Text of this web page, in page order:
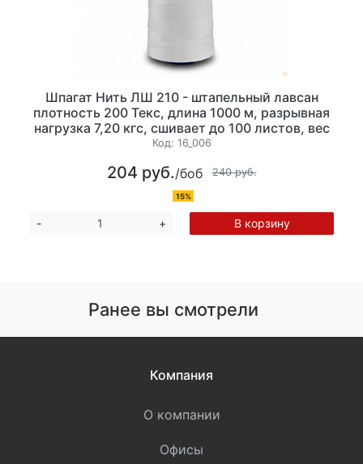
Шпагат Нить ЛШ 210 - штапельный лавсан
плотность 200 Текс, длина 1000 м, разрывная
нагрузка 7,20 кгс, сшивает до 100 листов, вес
200гр
Код: 16_006
204 руб./боб 240 руб.
15%
- + В корзину
Ранее вы смотрели
Компания
О компании
Офисы